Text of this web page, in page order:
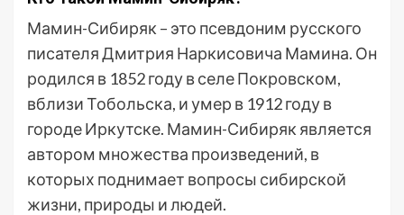
Мамин-Сибиряк – это псевдоним русского
писателя Дмитрия Наркисовича Мамина. Он
родился в 1852 году в селе Покровском,
вблизи Тобольска, и умер в 1912 году в
городе Иркутске. Мамин-Сибиряк является
автором множества произведений, в
которых поднимает вопросы сибирской
жизни, природы и людей.